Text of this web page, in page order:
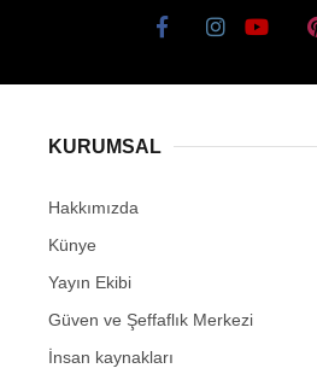
KURUMSAL
Hakkımızda
Künye
Yayın Ekibi
Güven ve Şeffaflık Merkezi
İnsan kaynakları